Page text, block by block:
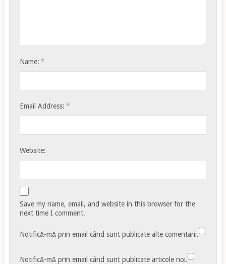
Name: *
Email Address: *
Website:
Save my name, email, and website in this browser for the
next time I comment.
Notifică-mă prin email când sunt publicate alte comentarii.
Notifică-mă prin email când sunt publicate articole noi.